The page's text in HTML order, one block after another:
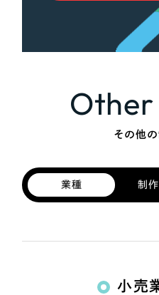
Other
その他
業種 制
小売